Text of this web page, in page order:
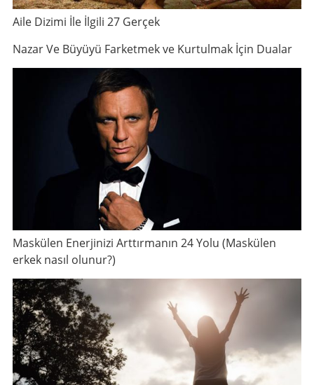
Aile Dizimi İle İlgili 27 Gerçek
Nazar Ve Büyüyü Farketmek ve Kurtulmak İçin Dualar
Maskülen Enerjinizi Arttırmanın 24 Yolu (Maskülen
erkek nasıl olunur?)